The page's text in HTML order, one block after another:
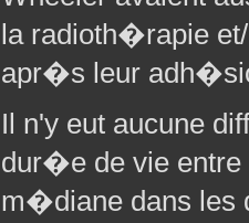
la radioth�rapie
apr�s leur
Il n'y eut aucune
dur�e de vie
m�diane dans les